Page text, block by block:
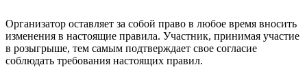
Организатор оставляет за собой право в любое время вносить
изменения в настоящие правила. Участник, принимая участие
в розыгрыше, тем самым подтверждает свое согласие
соблюдать требования настоящих правил.